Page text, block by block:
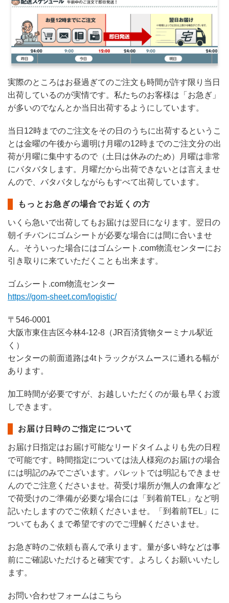
実際のところはお昼過ぎてのご注文も時間が許す限り当日
出荷しているのが実情です。私たちのお客様は「お急ぎ」
が多いのでなんとか当日出荷するようにしています。
当日12時までのご注文をその日のうちに出荷するというこ
とは金曜の午後から週明け月曜の12時までのご注文分の出
荷が月曜に集中するので（土日は休みのため）月曜は非常
にバタバタします。月曜だから出荷できないとは言えませ
んので、バタバタしながらもすべて出荷しています。
もっとお急ぎの場合でお近くの方
いくら急いで出荷してもお届けは翌日になります。翌日の
朝イチバンにゴムシートが必要な場合には間に合いませ
ん。そういった場合にはゴムシート.com物流センターにお
引き取りに来ていただくことも出来ます。
ゴムシート.com物流センター
https://gom-sheet.com/logistic/
〒546-0001
大阪市東住吉区今林4-12-8（JR百済貨物ターミナル駅近
く）
センターの前面道路は4tトラックがスムースに通れる幅が
あります。
加工時間が必要ですが、お越しいただくのが最も早くお渡
しできます。
お届け日時のご指定について
お届け日指定はお届け可能なリードタイムよりも先の日程
で可能です。時間指定については法人様宛のお届けの場合
には明記のみでございます。パレットでは明記もできませ
んのでご注意くださいませ。荷受け場所が無人の倉庫など
で荷受けのご準備が必要な場合には「到着前TEL」など明
記いたしますのでご依頼くださいませ。「到着前TEL」に
ついてもあくまで希望ですのでご理解くださいませ。
お急ぎ時のご依頼も喜んで承ります。量が多い時などは事
前にご確認いただけると確実です。よろしくお願いいたし
ます。
お問い合わせフォームはこちら